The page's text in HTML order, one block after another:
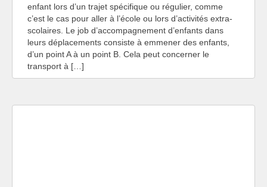
enfant lors d’un trajet spécifique ou régulier, comme
c’est le cas pour aller à l’école ou lors d’activités extra-
scolaires. Le job d’accompagnement d’enfants dans
leurs déplacements consiste à emmener des enfants,
d’un point A à un point B. Cela peut concerner le
transport à […]